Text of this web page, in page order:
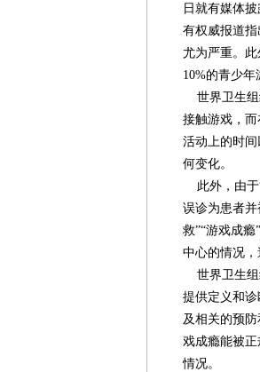
日就有媒体
有权威报道
尤为严重。
10%的青少年
世界卫生组
接触游戏，
活动上的时
何变化。
此外，由于
误诊为患者
救”“游戏成
中心的情况，
世界卫生组
提供定义和
及相关的预
戏成瘾能被
情况。